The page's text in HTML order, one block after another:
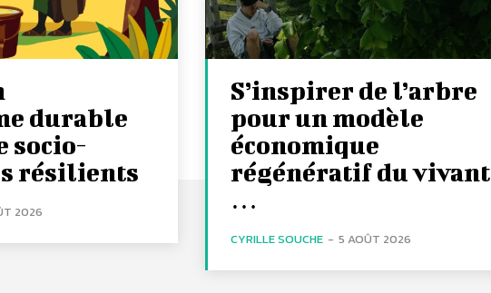
durable
socio-
résilients
2026
S’inspirer de l’arbre
pour un modèle
économique
régénératif du vivant
…
CYRILLE SOUCHE - 5 AOÛT 2026